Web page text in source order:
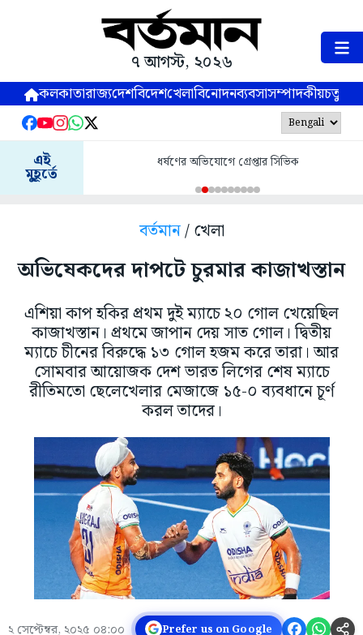
৭ আগস্ট, ২০২৬
কলকাতারাজ্যদেশবিদেশখেলাবিনোদনব্যবসাসম্পাদকীয়
এই
মুহূর্তে
ধর্ষণের অভিযোগে গ্রেপ্তার সিভিক
বর্তমান/ খেলা
অভিষেকদের দাপটে চুরমার কাজাখস্তান
এশিয়া কাপ হকির প্রথম দুই ম্যাচে ২০ গোল খেয়েছিল
কাজাখস্তান। প্রথমে জাপান দেয় সাত গোল। দ্বিতীয়
ম্যাচে চীনের বিরুদ্ধে ১৩ গোল হজম করে তারা। আর
সোমবার আয়োজক দেশ ভারত লিগের শেষ ম্যাচে
রীতিমতো ছেলেখেলার মেজাজে ১৫-০ ব্যবধানে চূর্ণ
করল তাদের।
২ সেপ্টেম্বর, ২০২৫ ০৪:০০ Prefer us on Google